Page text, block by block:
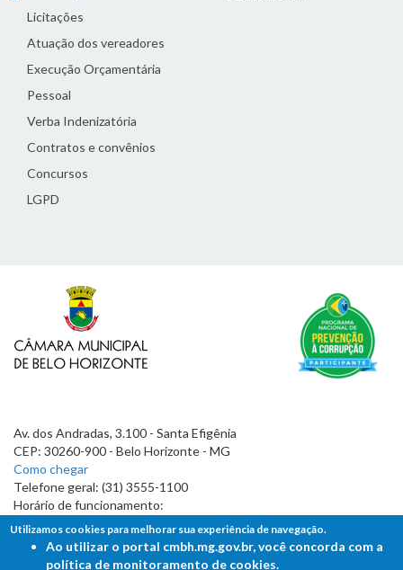
Licitações
Atuação dos vereadores
Execução Orçamentária
Pessoal
Verba Indenizatória
Contratos e convênios
Concursos
LGPD
Av. dos Andradas, 3.100 - Santa Efigênia
CEP: 30260-900 - Belo Horizonte - MG
Como chegar
Telefone geral: (31) 3555-1100
Horário de funcionamento:
7h às 19h
Utilizamos cookies para melhorar sua experiência de navegação.
Ao utilizar o portal cmbh.mg.gov.br, você concorda com a
política de monitoramento de cookies.